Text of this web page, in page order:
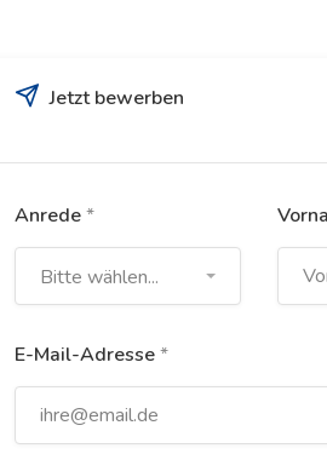
Jetzt bewerben
Anrede*
Bitte wählen...
E-Mail-Adresse*